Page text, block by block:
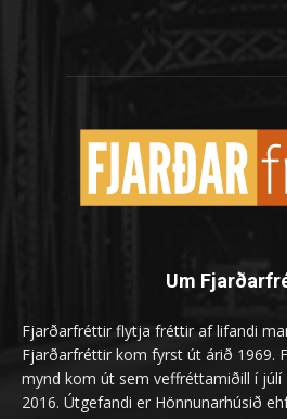
Um
Fjarðarfréttir flytja fréttir af lifandi
Fjarðarfréttir kom fyrst út árið 1969.
mynd kom út sem veffréttamiðill í
2016. Útgefandi er Hönnunarhúsið